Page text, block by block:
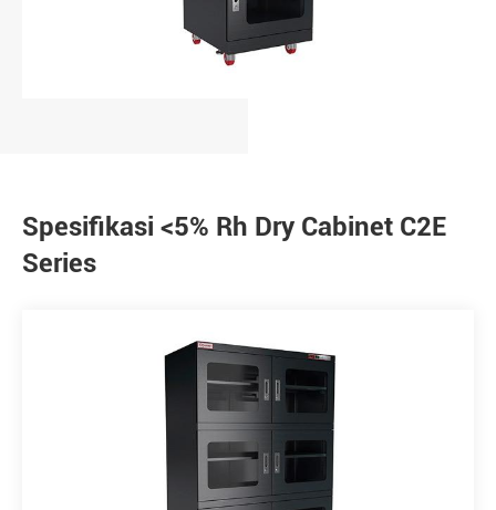
Spesifikasi <5% Rh Dry Cabinet C2E
Series